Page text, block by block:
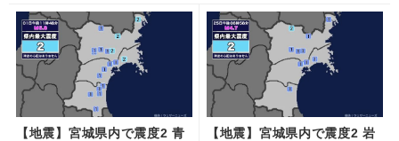
【地震】宮城県内で震度2 青
【地震】宮城県内で震度2 岩